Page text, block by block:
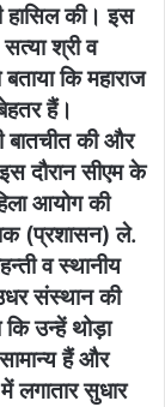
हासिल की। इस
श्री व
कि महाराज
हैं।
बातचीत की और
दौरान सीएम के
आयोग की
(प्रशासन) ले.
व स्थानीय
संस्थान की
कि उन्हें थोड़ा
हैं और
लगातार सुधार